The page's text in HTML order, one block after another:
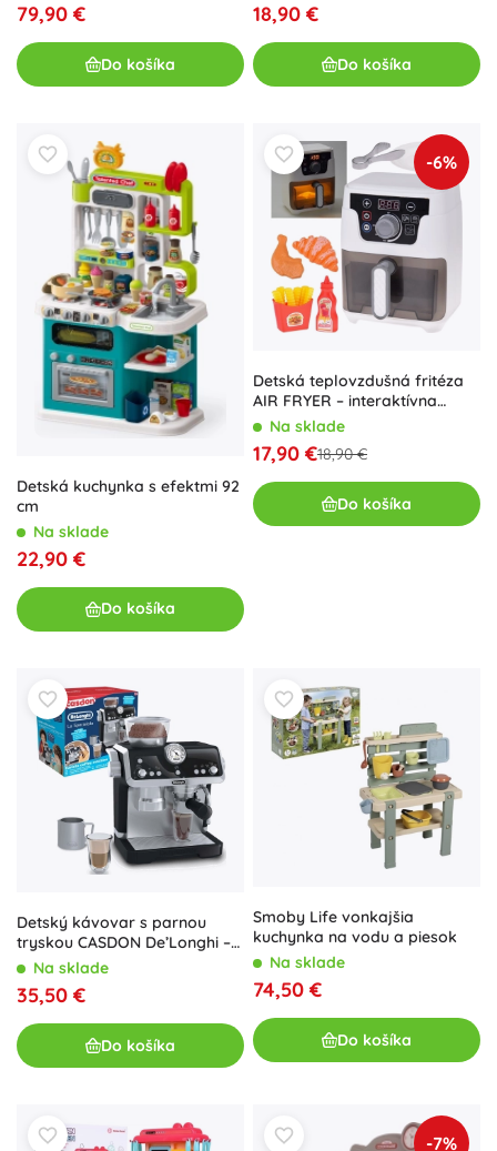
79,90 €
Do košíka
18,90 €
Do košíka
Detská kuchynka s efektmi 92
cm
Na sklade
22,90 €
Do košíka
-6%
Detská teplovzdušná fritéza
AIR FRYER – interaktívna
kuchynská hračka
Na sklade
17,90 €18,90 €
Do košíka
Detský kávovar s parnou
tryskou CASDON De’Longhi –
set malého baristu
Na sklade
35,50 €
Do košíka
Smoby Life vonkajšia
kuchynka na vodu a piesok
Na sklade
74,50 €
Do košíka
-7%